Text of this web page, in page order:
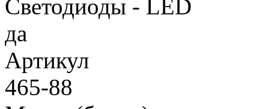
Светодиоды - LED
да
Артикул
465-88